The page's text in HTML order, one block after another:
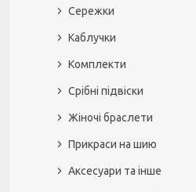
Сережки
Каблучки
Комплекти
Срібні підвіски
Жіночі браслети
Прикраси на шию
Аксесуари та інше